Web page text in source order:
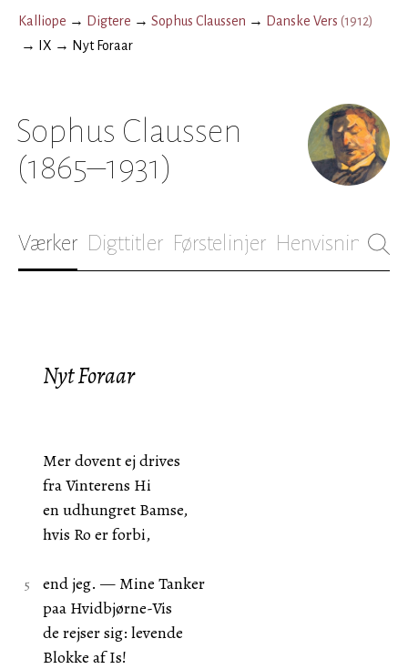
Kalliope → Digtere → Sophus Claussen → Danske Vers (1912)
→
IX → Nyt Foraar
Sophus Claussen
(1865–1931)
Værker Digttitler Førstelinjer Henvisninger
Nyt Foraar
Mer dovent ej drives
fra Vinterens Hi
en udhungret Bamse,
hvis Ro er forbi,
end jeg. — Mine Tanker
paa Hvidbjørne-Vis
de rejser sig: levende
Blokke af Is!